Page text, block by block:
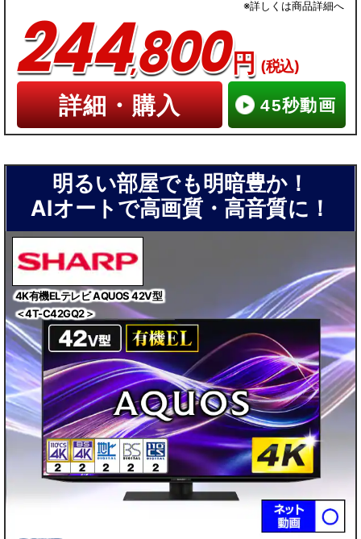
※詳しくは商品詳細へ
244,800円 (税込)
詳細・購入 45秒動画
明るい部屋でも明暗豊か！
AIオートで高画質・高音質に！
4K有機ELテレビ AQUOS 42V型
＜4T-C42GQ2＞